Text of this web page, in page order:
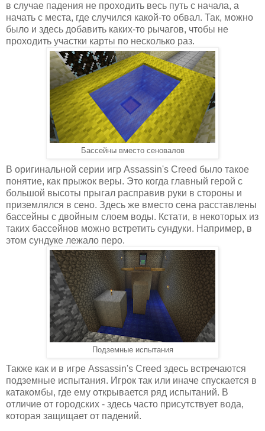
в случае падения не проходить весь путь с начала, а
начать с места, где случился какой-то обвал. Так, можно
было и здесь добавить каких-то рычагов, чтобы не
проходить участки карты по несколько раз.
Бассейны вместо сеновалов
В оригинальной серии игр Assassin's Creed было такое
понятие, как прыжок веры. Это когда главный герой с
большой высоты прыгал расправив руки в стороны и
приземлялся в сено. Здесь же вместо сена расставлены
бассейны с двойным слоем воды. Кстати, в некоторых из
таких бассейнов можно встретить сундуки. Например, в
этом сундуке лежало перо.
Подземные испытания
Также как и в игре Assassin's Creed здесь встречаются
подземные испытания. Игрок так или иначе спускается в
катакомбы, где ему открывается ряд испытаний. В
отличие от городских - здесь часто присутствует вода,
которая защищает от падений.